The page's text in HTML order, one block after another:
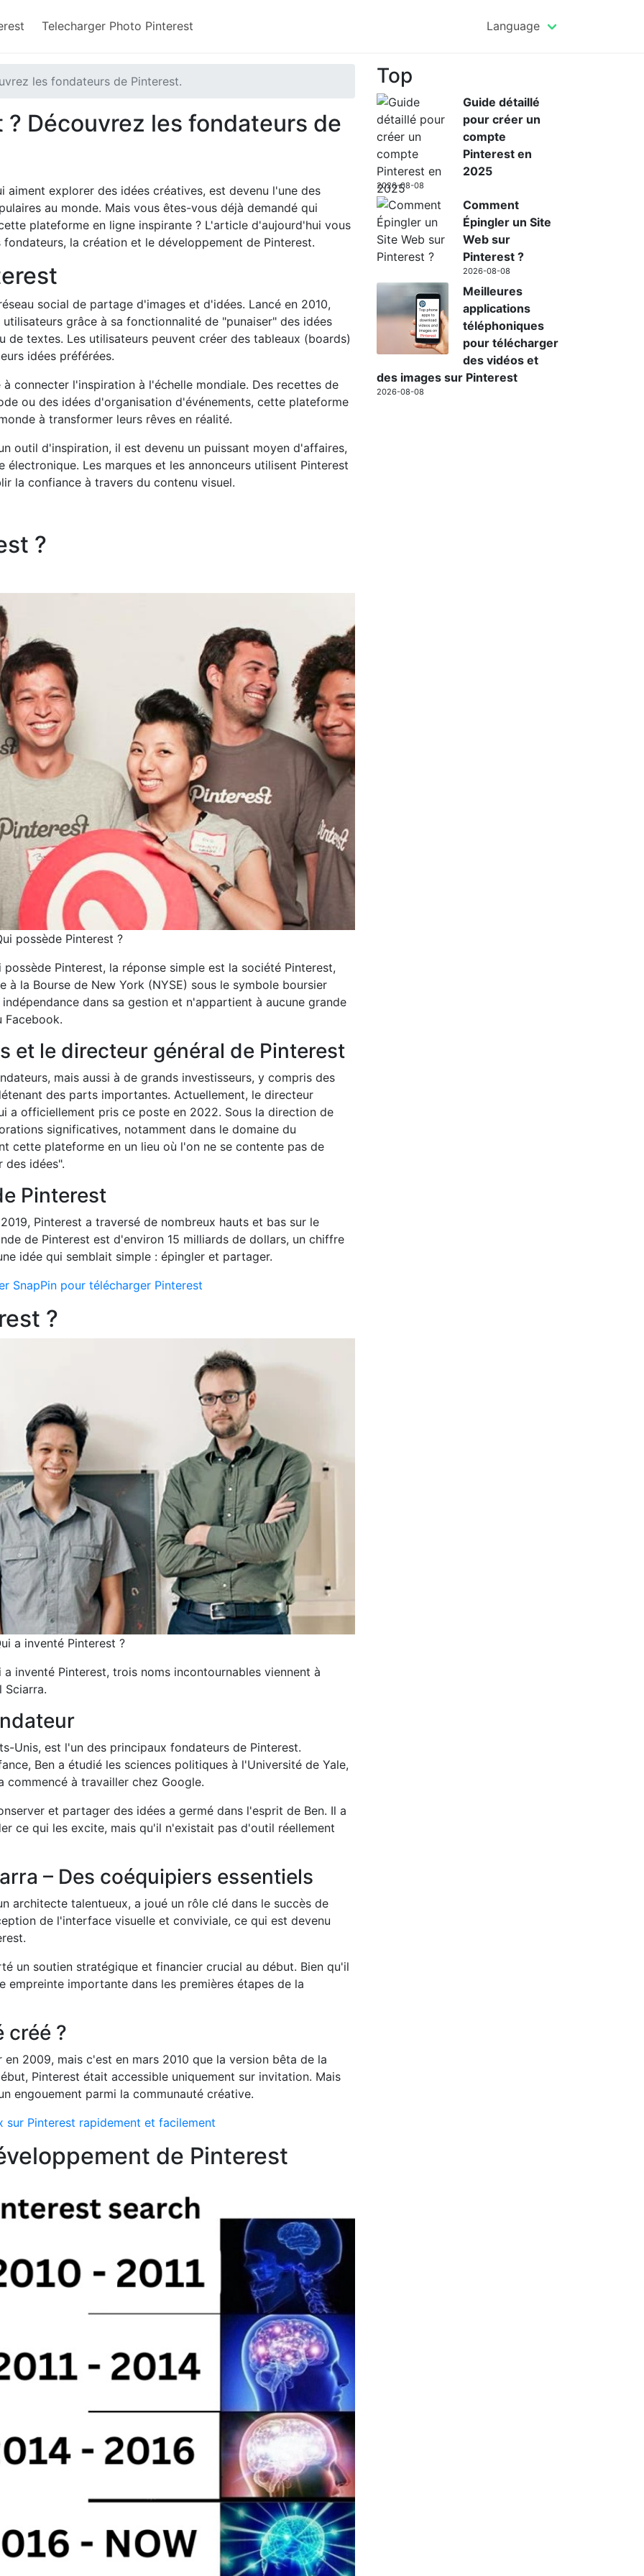
Telecharger Photo Pinterest Language
les fondateurs de Pinterest.
Découvrez les fondateurs de
aiment explorer des idées créatives, est devenu l'une des
au monde. Mais vous êtes-vous déjà demandé qui
plateforme en ligne inspirante ? L'article d'aujourd'hui vous
la création et le développement de Pinterest.
social de partage d'images et d'idées. Lancé en 2010,
grâce à sa fonctionnalité de "punaiser" des idées
de textes. Les utilisateurs peuvent créer des tableaux (boards)
idées préférées.
connecter l'inspiration à l'échelle mondiale. Des recettes de
ou des idées d'organisation d'événements, cette plateforme
à transformer leurs rêves en réalité.
outil d'inspiration, il est devenu un puissant moyen d'affaires,
Les marques et les annonceurs utilisent Pinterest
la confiance à travers du contenu visuel.
?
possède Pinterest ?
Pinterest, la réponse simple est la société Pinterest,
la Bourse de New York (NYSE) sous le symbole boursier
dans sa gestion et n'appartient à aucune grande
Facebook.
et le directeur général de Pinterest
mais aussi à de grands investisseurs, y compris des
des parts importantes. Actuellement, le directeur
a officiellement pris ce poste en 2022. Sous la direction de
significatives, notamment dans le domaine du
cette plateforme en un lieu où l'on ne se contente pas de
des idées".
Pinterest
Pinterest a traversé de nombreux hauts et bas sur le
de Pinterest est d'environ 15 milliards de dollars, un chiffre
idée qui semblait simple : épingler et partager.
SnapPin pour télécharger Pinterest
?
a inventé Pinterest ?
inventé Pinterest, trois noms incontournables viennent à
Sciarra.
Unis, est l'un des principaux fondateurs de Pinterest.
Ben a étudié les sciences politiques à l'Université de Yale,
commencé à travailler chez Google.
et partager des idées a germé dans l'esprit de Ben. Il a
ce qui les excite, mais qu'il n'existait pas d'outil réellement
– Des coéquipiers essentiels
architecte talentueux, a joué un rôle clé dans le succès de
de l'interface visuelle et conviviale, ce qui est devenu
un soutien stratégique et financier crucial au début. Bien qu'il
empreinte importante dans les premières étapes de la
créé ?
2009, mais c'est en mars 2010 que la version bêta de la
Pinterest était accessible uniquement sur invitation. Mais
engouement parmi la communauté créative.
sur Pinterest rapidement et facilement
de Pinterest
Top
Guide détaillé
pour créer un
compte
Pinterest en
2025
2026-08-08
Comment
Épingler un Site
Web sur
Pinterest ?
2026-08-08
Meilleures
applications
téléphoniques
pour télécharger
des vidéos et
des images sur Pinterest
2026-08-08